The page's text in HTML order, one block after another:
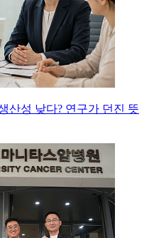
산성 낮다? 연구가 던진 뜻